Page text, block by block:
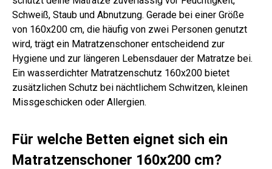
Schweiß, Staub und Abnutzung. Gerade bei einer Größe
von 160x200 cm, die häufig von zwei Personen genutzt
wird, trägt ein Matratzenschoner entscheidend zur
Hygiene und zur längeren Lebensdauer der Matratze bei.
Ein wasserdichter Matratzenschutz 160x200 bietet
zusätzlichen Schutz bei nächtlichem Schwitzen, kleinen
Missgeschicken oder Allergien.
Für welche Betten eignet sich ein
Matratzenschoner 160x200 cm?